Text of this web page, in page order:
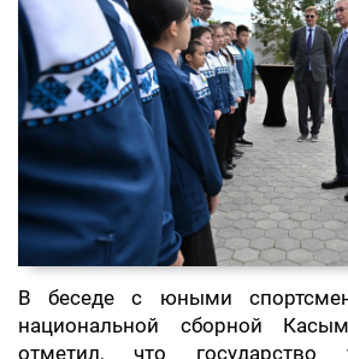
В беседе с юными
национальной сборной
отметил, что государство